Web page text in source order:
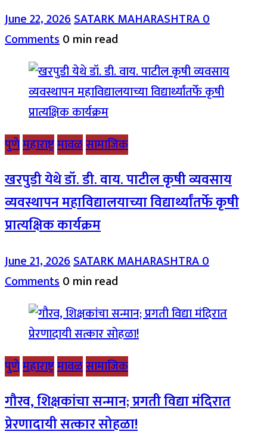
June 22, 2026SATARK MAHARASHTRA0
Comments0 min read
पुणेमहाराष्ट्रमावळसामाजिक
खरपुडी येथे डॉ. डी. वाय. पाटील कृषी व्यवसाय
व्यवस्थापन महाविद्यालयाच्या विद्यार्थ्यांतर्फे कृषी
प्रात्यक्षिक कार्यक्रम
June 21, 2026SATARK MAHARASHTRA0
Comments0 min read
पुणेमहाराष्ट्रमावळसामाजिक
गौरव, शिक्षकांचा सन्मान; प्रगती विद्या मंदिरात
प्रेरणादायी सत्कार सोहळा!